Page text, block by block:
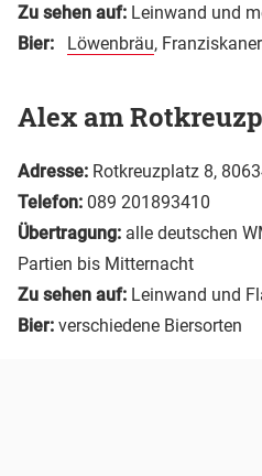
Zu sehen auf: Leinwand und
Bier:
Löwenbräu, Franziskaner
Alex am
Adresse: Rotkreuzplatz 8,
Telefon: 089 201893410
Übertragung: alle deutschen
Partien bis Mitternacht
Zu sehen auf: Leinwand und
Bier: verschiedene Biersorten